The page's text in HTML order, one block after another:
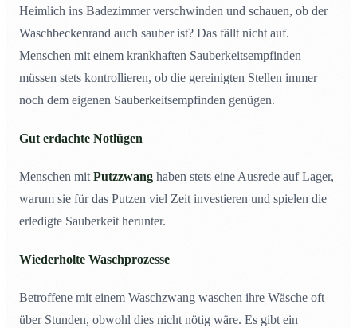
Heimlich ins Badezimmer verschwinden und schauen, ob der
Waschbeckenrand auch sauber ist? Das fällt nicht auf.
Menschen mit einem krankhaften Sauberkeitsempfinden
müssen stets kontrollieren, ob die gereinigten Stellen immer
noch dem eigenen Sauberkeitsempfinden genügen.
Gut erdachte Notlügen
Menschen mit Putzzwang haben stets eine Ausrede auf Lager,
warum sie für das Putzen viel Zeit investieren und spielen die
erledigte Sauberkeit herunter.
Wiederholte Waschprozesse
Betroffene mit einem Waschzwang waschen ihre Wäsche oft
über Stunden, obwohl dies nicht nötig wäre. Es gibt ein